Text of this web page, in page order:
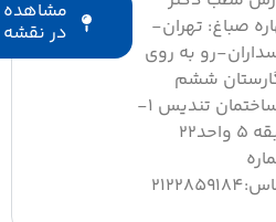
صباغ: تهران-
رو به روی
ششم
-ساختمان تندیس ۱-
طبقه ۵ واحد۲۲
مشاهده
در نقشه